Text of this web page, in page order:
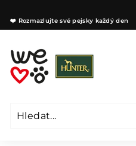
obsah
❤️ Rozmazlujte své pejsky každý den
W
e
l
e